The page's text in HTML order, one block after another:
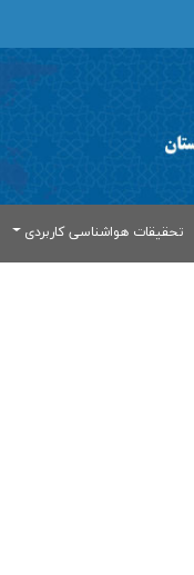
تحقیقات هواشناسی کاربردی